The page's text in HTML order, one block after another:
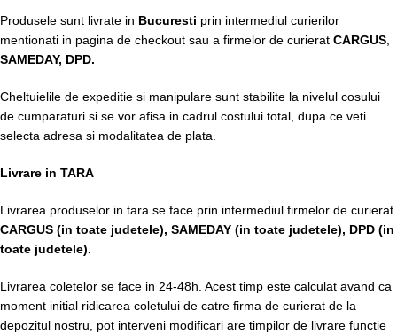
Produsele sunt livrate in Bucuresti prin intermediul curierilor
mentionati in pagina de checkout sau a firmelor de curierat CARGUS
SAMEDAY, DPD.
Cheltuielile de expeditie si manipulare sunt stabilite la nivelul cosului
de cumparaturi si se vor afisa in cadrul costului total, dupa ce veti
selecta adresa si modalitatea de plata.
Livrare in TARA
Livrarea produselor in tara se face prin intermediul firmelor de curierat
CARGUS (in toate judetele), SAMEDAY (in toate judetele), DPD (in
toate judetele).
Livrarea coletelor se face in 24-48h. Acest timp este calculat avand ca
moment initial ridicarea coletului de catre firma de curierat de la
depozitul nostru, pot interveni modificari are timpilor de livrare functie